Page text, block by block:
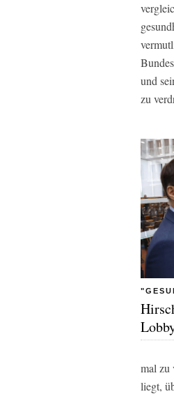
und
zu
mal zu
liegt,